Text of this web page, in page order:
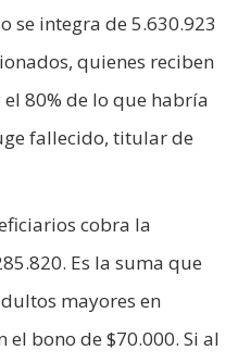
se integra de 5.630.923
quienes reciben
80% de lo que habría
fallecido, titular de
cobra la
Es la suma que
mayores en
bono de $70.000. Si al